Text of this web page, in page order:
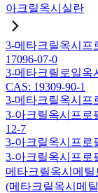
아크릴옥시실란
3-메타크릴옥시프
17096-07-0
3-메타크릴로일옥
CAS: 19309-90-1
3-메타크릴옥시프
3-아크릴옥시프로
12-7
3-아크릴옥시프로
3-아크릴옥시프로
메타크릴옥시메틸
(메타크릴옥시메